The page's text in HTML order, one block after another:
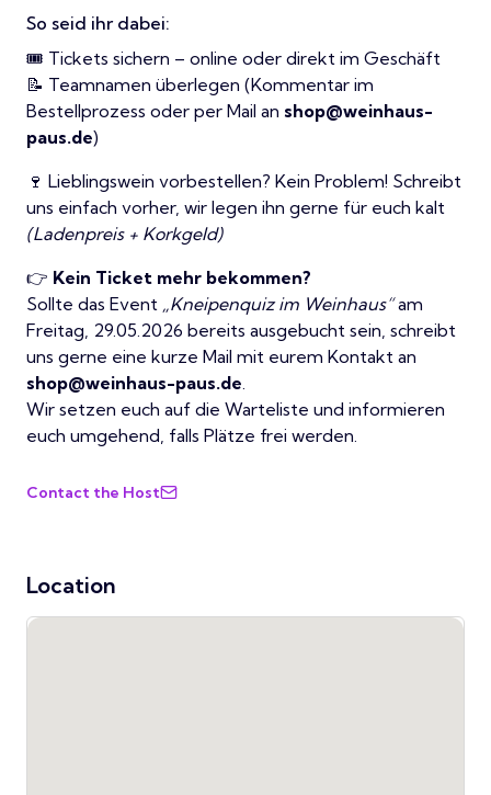
So seid ihr dabei:
🎟 Tickets sichern – online oder direkt im Geschäft
📝 Teamnamen überlegen (Kommentar im
Bestellprozess oder per Mail an shop@weinhaus-
paus.de)
🍷 Lieblingswein vorbestellen? Kein Problem! Schreibt
uns einfach vorher, wir legen ihn gerne für euch kalt
(Ladenpreis + Korkgeld)
👉 Kein Ticket mehr bekommen?
Sollte das Event „Kneipenquiz im Weinhaus“am
Freitag, 29.05.2026 bereits ausgebucht sein, schreibt
uns gerne eine kurze Mail mit eurem Kontakt an
shop@weinhaus-paus.de.
Wir setzen euch auf die Warteliste und informieren
euch umgehend, falls Plätze frei werden.
Contact the Host
Location